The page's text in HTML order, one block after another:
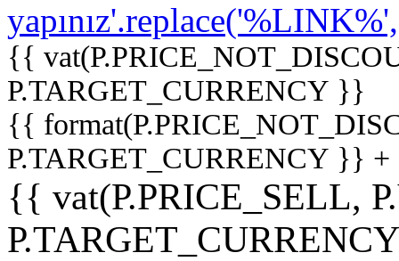
{{
P.TARGET_CURRENCY }}
{{
P.TARGET_CURRENCY }}
{{ vat(P.PRICE_SELL,